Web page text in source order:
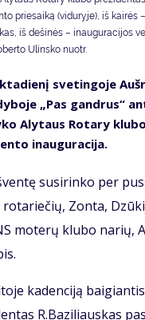
priesaiką (viduryje), iš kairės
iš dešinės – inauguracijos
nuotr.
sve­tin­go­je
„Pas gan­drus“
Aly­taus Ro­ta­ry
inau­gu­ra­ci­ja.
su­si­rin­ko per
Zon­ta,
mo­te­rų klu­bo na­rių,
ka­den­ci­ją
R.Ba­zi­liaus­kas